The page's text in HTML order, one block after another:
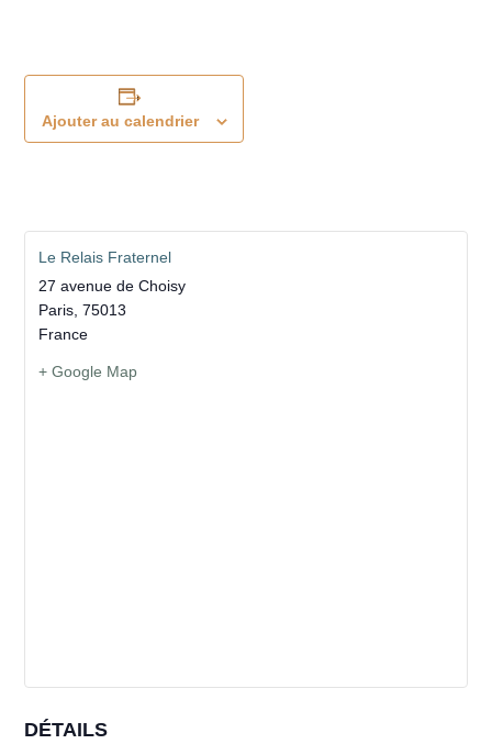
Ajouter au calendrier
DÉTAILS
Le Relais Fraternel
27 avenue de Choisy
Paris 75013
France
+ Google Map